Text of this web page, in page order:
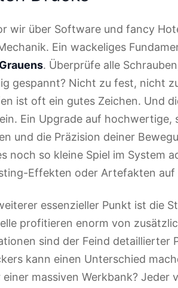
wir über Software und fancy
Ein wackeliges
. Überprüfe alle
gespannt? Nicht zu fest, nicht
ist oft ein gutes Zeichen. Und
Ein Upgrade auf
und die Präzision deiner
noch so kleine Spiel im System
Effekten oder Artefakten auf
essenzieller Punkt ist die
profitieren enorm von
sind der Feind detaillierter
kann einen Unterschied
einer massiven Werkbank?